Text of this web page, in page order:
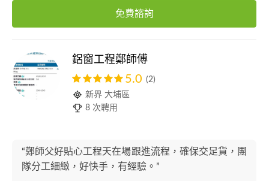
免費諮詢
鋁窗工程鄭師傅
5.0 (2)
新界 大埔區
8 次聘用
“鄭師父好貼心工程天在場跟進流程，確保交足貨，團
隊分工細緻，好快手，有經驗。”